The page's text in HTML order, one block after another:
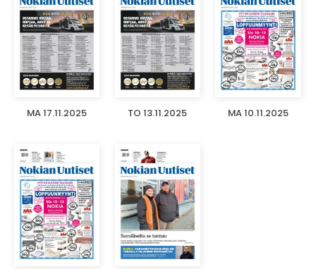
MA 17.11.2025 TO 13.11.2025 MA 10.11.2025